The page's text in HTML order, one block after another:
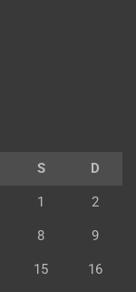
S D
1 2
8 9
15 16